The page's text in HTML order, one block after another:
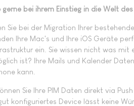
bei ihrem Einstieg in die Welt
Sie bei der Migration Ihrer
Ihre Mac's und Ihre iOS Geräte
ein. Sie wissen nicht was mit
ist? Ihre Mails und Kalender
kann.
Sie Ihre PIM Daten direkt via
konfiguriertes Device lässt keine